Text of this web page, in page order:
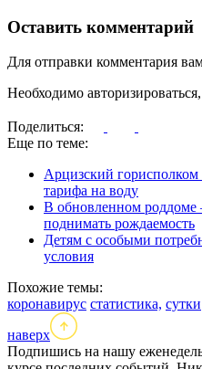
Оставить комментарий
Для отправки комментария
Необходимо
Поделиться:
Еще по теме:
Арцизский
тарифа на воду
В обновленном роддоме
поднимать рождаемость
Детям с особыми
условия
Похожие темы:
коронавирус статистика, сутки
наверх
Подпишись на нашу